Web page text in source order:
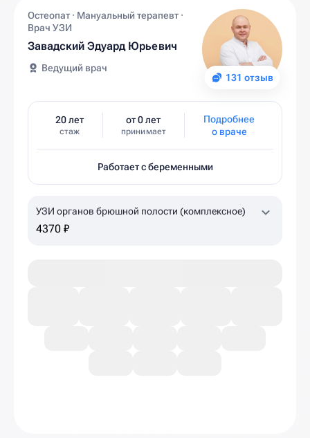
131 отзыв
Остеопат · Мануальный терапевт ·
Врач УЗИ
Завадский Эдуард Юрьевич
Ведущий врач
20 лет
стаж
от 0 лет
принимает
Подробнее
о враче
Работает с беременными
УЗИ органов брюшной полости (комплексное)
4370 ₽